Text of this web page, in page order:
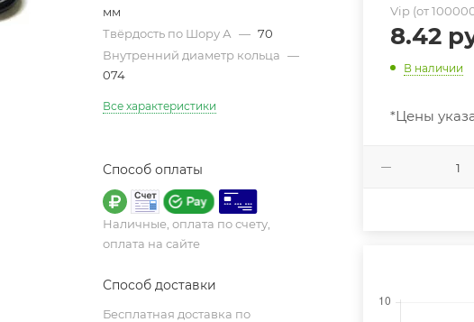
мм
Твёрдость по Шору А — 70
Внутренний диаметр кольца —
074
Все характеристики
Способ оплаты
Наличные, оплата по счету,
оплата на сайте
Способ доставки
Бесплатная доставка по
Vip (от
8.42
В наличии
*Цены